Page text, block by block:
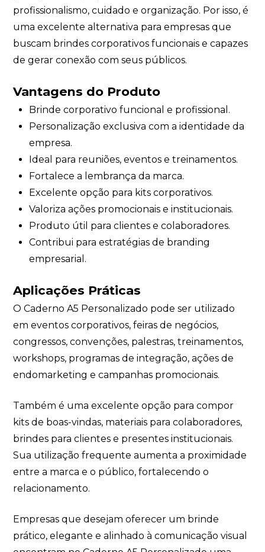
profissionalismo, cuidado e organização. Por isso, é
uma excelente alternativa para empresas que
buscam brindes corporativos funcionais e capazes
de gerar conexão com seus públicos.
Vantagens do Produto
Brinde corporativo funcional e profissional.
Personalização exclusiva com a identidade da
empresa.
Ideal para reuniões, eventos e treinamentos.
Fortalece a lembrança da marca.
Excelente opção para kits corporativos.
Valoriza ações promocionais e institucionais.
Produto útil para clientes e colaboradores.
Contribui para estratégias de branding
empresarial.
Aplicações Práticas
O Caderno A5 Personalizado pode ser utilizado
em eventos corporativos, feiras de negócios,
congressos, convenções, palestras, treinamentos,
workshops, programas de integração, ações de
endomarketing e campanhas promocionais.
Também é uma excelente opção para compor
kits de boas-vindas, materiais para colaboradores,
brindes para clientes e presentes institucionais.
Sua utilização frequente aumenta a proximidade
entre a marca e o público, fortalecendo o
relacionamento.
Empresas que desejam oferecer um brinde
prático, elegante e alinhado à comunicação visual